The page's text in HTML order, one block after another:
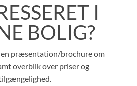
I
BOLIG?
en præsentation/brochure om
overblik over priser og